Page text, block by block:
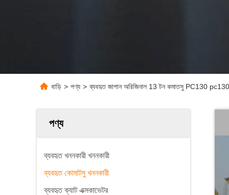
বাড়ি > পণ্য > ব্যবহৃত জাপান অরিজিনাল 13 টন কমাতসু PC130 pc130-
পণ্য
ব্যবহৃত খননকারী খননকারী
ব্যবহৃত কোমাটসু খননকারী
ব্যবহৃত ক্যাট এক্সকাভেটর